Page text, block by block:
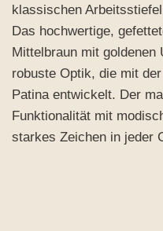
klassischen
Das hochwertige,
Mittelbraun mit goldenen
robuste Optik, die mit
Patina entwickelt. Der
Funktionalität mit
starkes Zeichen in jeder